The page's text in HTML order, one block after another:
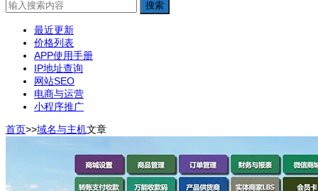
搜索
最近更新
价格列表
APP使用手册
IP地址查询
网站SEO
电商与运营
小程序推广
首页>>域名与主机文章